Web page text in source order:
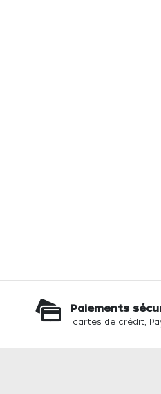
Paiements
cartes de crédit,